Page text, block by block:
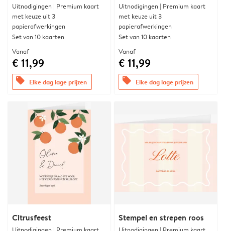
Uitnodigingen | Premium kaart
met keuze uit 3
papierafwerkingen
Set van 10 kaarten
Vanaf
€ 11,99
offers Elke dag lage prijzen
Uitnodigingen | Premium kaart
met keuze uit 3
papierafwerkingen
Set van 10 kaarten
Vanaf
€ 11,99
offers Elke dag lage prijzen
Citrusfeest Stempel en strepen roos